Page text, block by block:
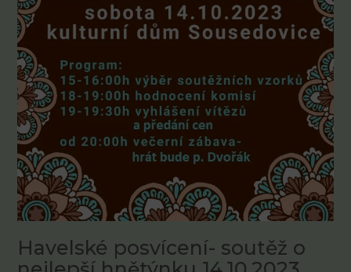
Havelské posvícení- soutěž o